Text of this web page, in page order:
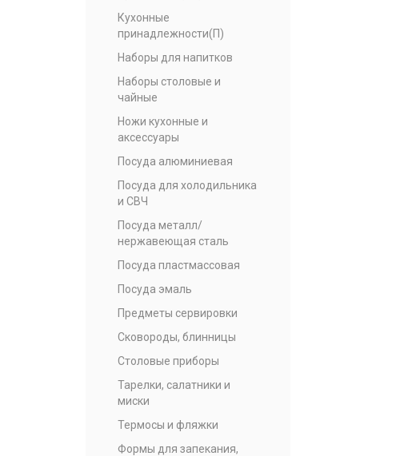
Кухонные
принадлежности(П)
Наборы для напитков
Наборы столовые и
чайные
Ножи кухонные и
аксессуары
Посуда алюминиевая
Посуда для холодильника
и СВЧ
Посуда металл/
нержавеющая сталь
Посуда пластмассовая
Посуда эмаль
Предметы сервировки
Сковороды, блинницы
Столовые приборы
Тарелки, салатники и
миски
Термосы и фляжки
Формы для запекания,